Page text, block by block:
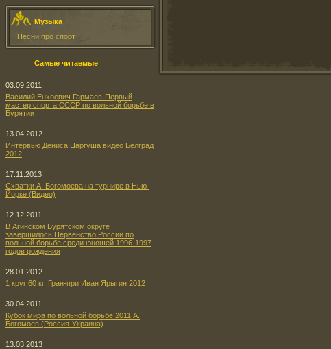
Музыка
Песни про спорт
Самые читаемые
03.09.2011
Василий Енхоевич Гармаев-Первый
мастер спорта СССР по вольной борьбе в
Бурятии
13.04.2012
Интервью Дениса Царгуша видео Белград
2012
17.11.2013
Схватки А. Богомоева на турнире в Нью-
Йорке (Видео)
12.12.2011
В Агинском Бурятском округе
завершилось Первенство России по
вольной борьбе среди юношей 1996-1997
годов рождения
28.01.2012
1 круг 60 кг. Гран-при Иван Ярыгин 2012
30.04.2011
Кубок мира по вольной борьбе 2011 А.
Богомоев (Россия-Украина)
13.03.2013